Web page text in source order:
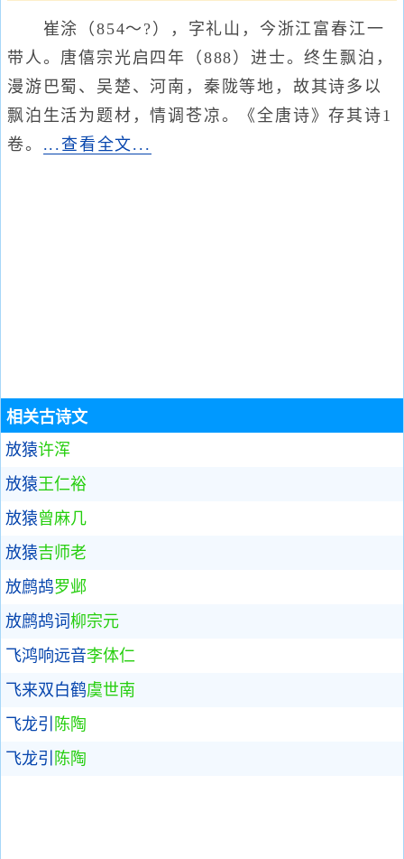
崔涂（854～?），字礼山，今浙江富春江一
带人。唐僖宗光启四年（888）进士。终生飘泊，
漫游巴蜀、吴楚、河南，秦陇等地，故其诗多以
飘泊生活为题材，情调苍凉。《全唐诗》存其诗1
卷。 ...查看全文...
相关古诗文
放猿许浑
放猿王仁裕
放猿曾麻几
放猿吉师老
放鹧鸪罗邺
放鹧鸪词 柳宗元
飞鸿响远音李体仁
飞来双白鹤虞世南
飞龙引 陈陶
飞龙引 陈陶